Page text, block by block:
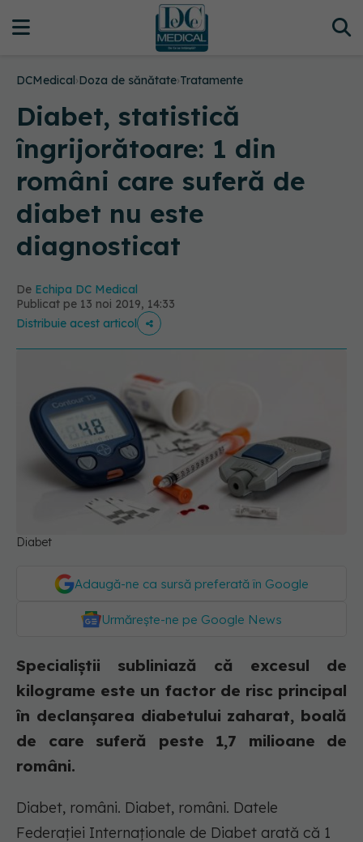
DCMedical›Doza de sănătate›Tratamente
Diabet, statistică
îngrijorătoare: 1 din
români care suferă de
diabet nu este
diagnosticat
De Echipa DC Medical
Publicat pe 13 noi 2019, 14:33
Distribuie acest articol
Diabet
Adaugă-ne ca sursă preferată în Google
Urmărește-ne pe Google News
Specialiștii subliniază că excesul de
kilograme este un factor de risc principal
în declanşarea diabetului zaharat, boală
de care suferă peste 1,7 milioane de
români.
Diabet, români. Diabet, români. Datele
Federației Internaționale de Diabet arată că 1